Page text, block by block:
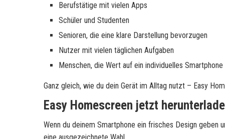
Berufstätige mit vielen Apps
Schüler und Studenten
Senioren, die eine klare Darstellung bevorzugen
Nutzer mit vielen täglichen Aufgaben
Menschen, die Wert auf ein individuelles Smartphone
Ganz gleich, wie du dein Gerät im Alltag nutzt – Easy
Easy Homescreen jetzt
Wenn du deinem Smartphone ein frisches Design